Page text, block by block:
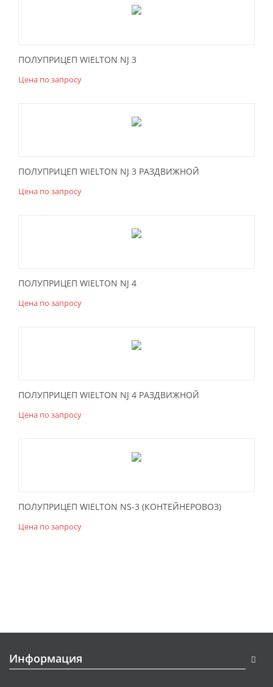
ПОЛУПРИЦЕП WIELTON NJ 3
Цена по запросу
ПОЛУПРИЦЕП WIELTON NJ 3 РАЗДВИЖНОЙ
Цена по запросу
ПОЛУПРИЦЕП WIELTON NJ 4
Цена по запросу
ПОЛУПРИЦЕП WIELTON NJ 4 РАЗДВИЖНОЙ
Цена по запросу
ПОЛУПРИЦЕП WIELTON NS-3 (КОНТЕЙНЕРОВОЗ)
Цена по запросу
Информация